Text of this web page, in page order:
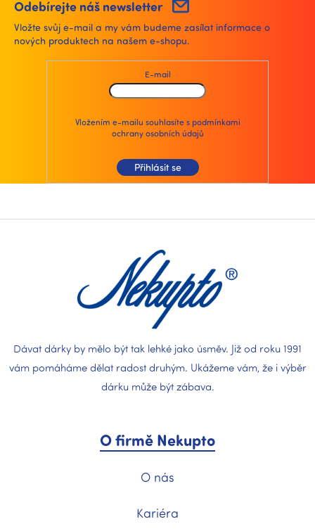
í
p
r
v
k
y
v
ý
i
s
í
Odebírejte náš newsletter
Vložte svůj e-mail a my vám budeme zasílat informace o
nových produktech na našem e-shopu.
E-mail
Vložením e-mailu souhlasíte spodmínkami
ochrany osobních údajů
Přihlásit se
p
Dávat dárky by mělo být tak lehké jako úsměv. Již od roku 1991
vám pomáháme dělat radost druhým. Ukážeme vám, že i výběr
dárku může být zábava.
O firmě Nekupto
O nás
Kariéra